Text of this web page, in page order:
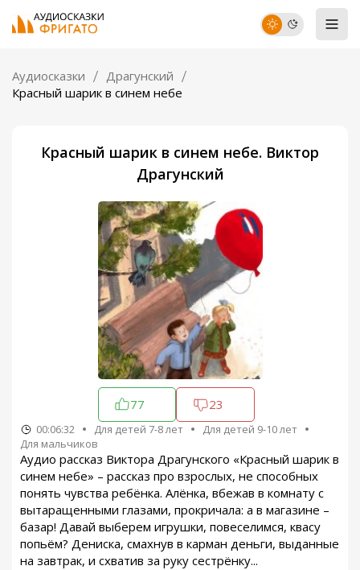
Аудиосказки
Драгунский
Красный шарик в синем небе
Красный шарик в синем небе. Виктор
Драгунский
77 23
00:06:32 Для детей 7-8 лет
Для детей 9-10 лет
Для мальчиков
Аудио рассказ Виктора Драгунского «Красный шарик в
синем небе» – рассказ про взрослых, не способных
понять чувства ребёнка. Алёнка, вбежав в комнату с
вытаращенными глазами, прокричала: а в магазине –
базар! Давай выберем игрушки, повеселимся, квасу
попьём? Дениска, смахнув в карман деньги, выданные
на завтрак, и схватив за руку сестрёнку...